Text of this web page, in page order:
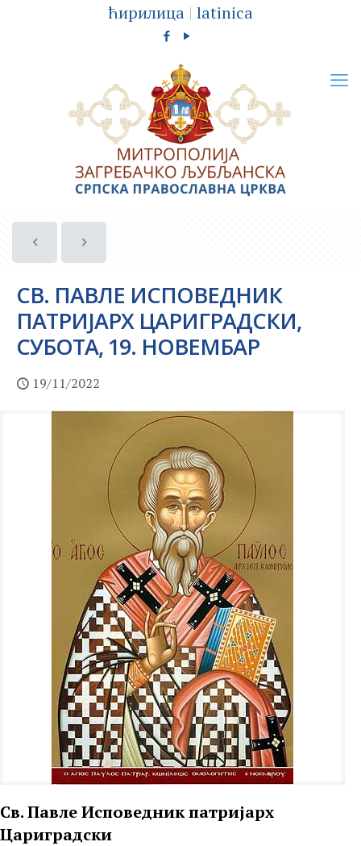
ћирилица | latinica
СВ. ПАВЛЕ ИСПОВЕДНИК
ПАТРИЈАРХ ЦАРИГРАДСКИ,
СУБОТА, 19. НОВЕМБАР
19/11/2022
Св. Павле Исповедник патријарх
Цариградски